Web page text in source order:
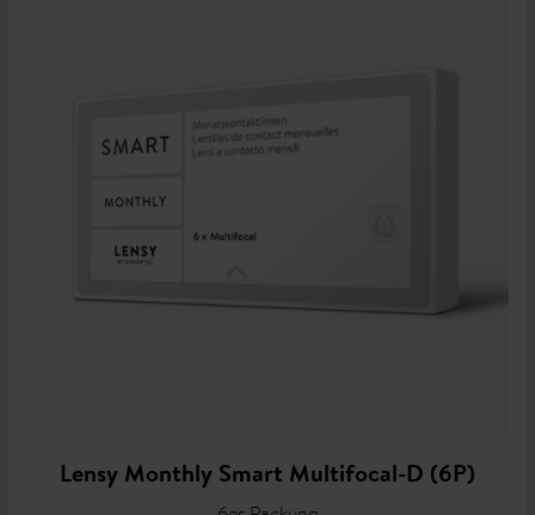
Lensy Monthly Smart Multifocal-D (6P)